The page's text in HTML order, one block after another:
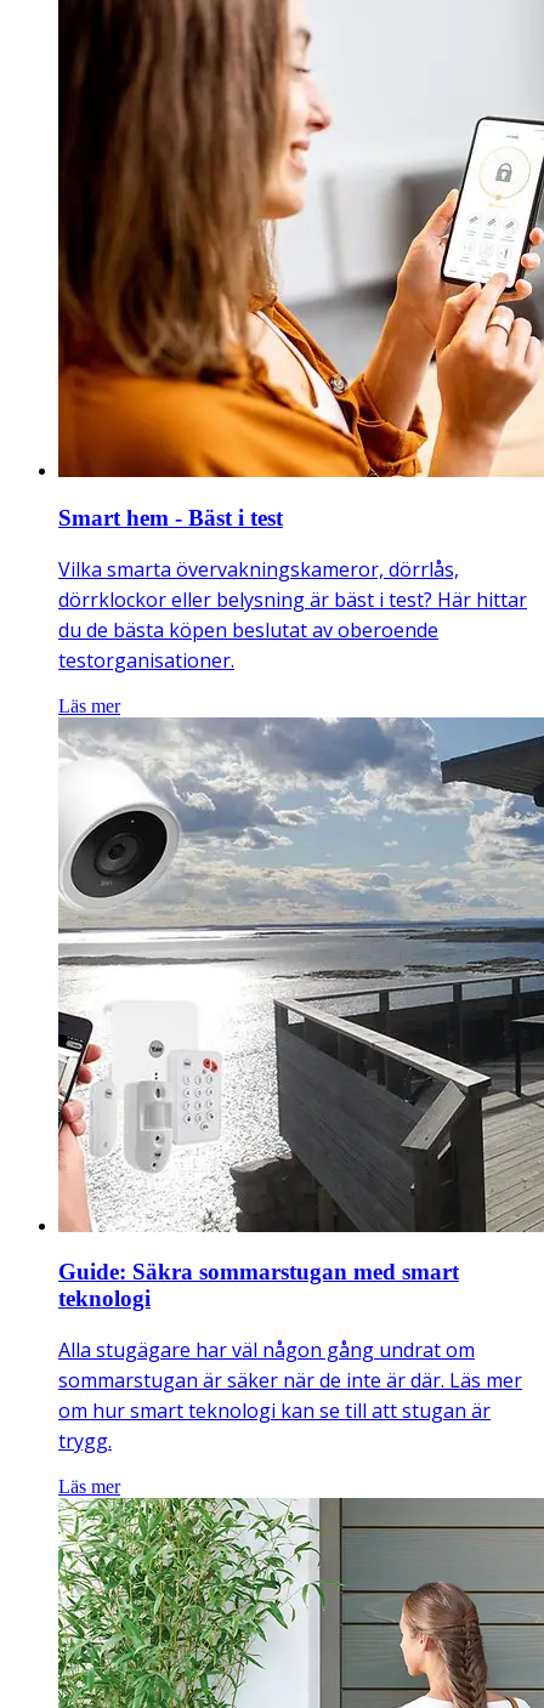
Smart hem - Bäst i test
Vilka smarta övervakningskameror, dörrlås,
dörrklockor eller belysning är bäst i test? Här hittar
du de bästa köpen beslutat av oberoende
testorganisationer.
Läs mer
Guide: Säkra sommarstugan med smart
teknologi
Alla stugägare har väl någon gång undrat om
sommarstugan är säker när de inte är där. Läs mer
om hur smart teknologi kan se till att stugan är
trygg.
Läs mer